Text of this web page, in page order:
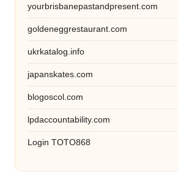
yourbrisbanepastandpresent.com
goldeneggrestaurant.com
ukrkatalog.info
japanskates.com
blogoscol.com
lpdaccountability.com
Login TOTO868